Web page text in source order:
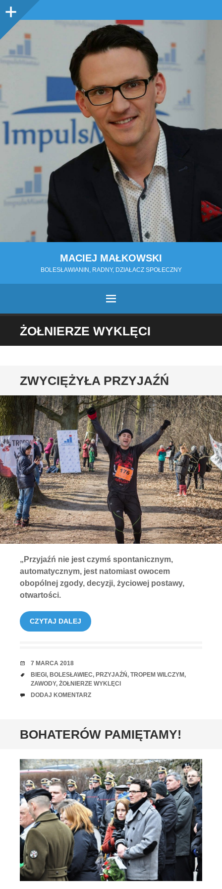
Panel
MACIEJ MAŁKOWSKI
BOLESŁAWIANIN, RADNY, DZIAŁACZ SPOŁECZNY
MENU
PRZESKOCZ
ŻOŁNIERZE WYKLĘCI
ZWYCIĘŻYŁA PRZYJAŹŃ
„Przyjaźń nie jest czymś spontanicznym,
automatycznym, jest natomiast owocem
obopólnej zgody, decyzji, życiowej postawy,
otwartości.
CZYTAJ DALEJ
RANDKA
7 MARCA 2018
TAGI
BIEGI , BOLESŁAWIEC, PRZYJAŹŃ, TROPEM WILCZYM,
ZAWODY, ŻOŁNIERZE WYKLĘCI
UWAGI
DODAJ KOMENTARZ
BOHATERÓW PAMIĘTAMY!